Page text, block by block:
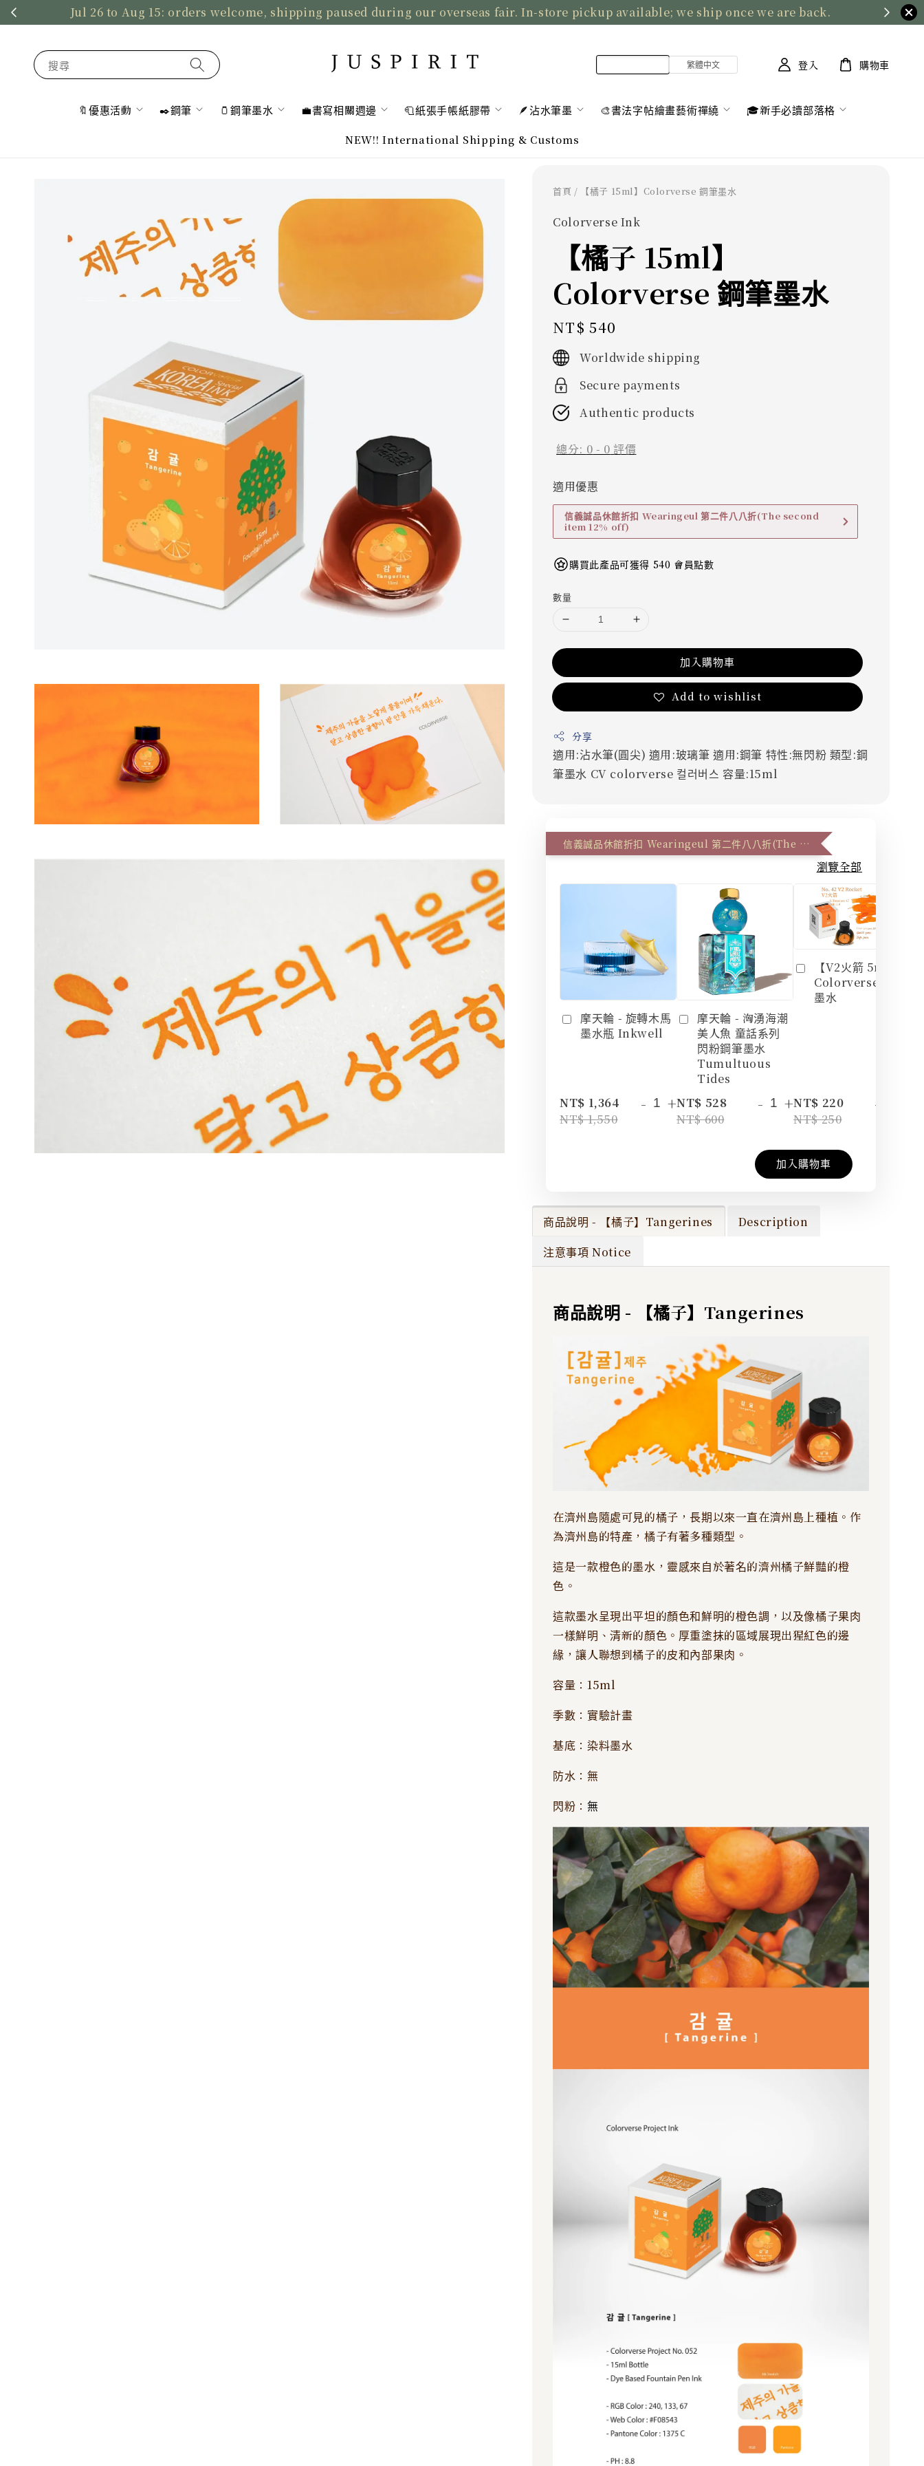
Jul 26 to Aug 15: orders welcome, shipping paused during our overseas fair. In-store pickup available; we ship once we are back.
搜尋
🔖優惠活動 ✒️鋼筆 🫙鋼筆墨水 💼書寫相關週邊 🧻紙張手帳紙膠帶 🪶沾水筆墨 🎨書法字帖繪畫藝術禪繞 🎓新手必讀部落格
NEW!! International Shipping & Customs
登入 購物車
首頁 / 【橘子 15ml】Colorverse 鋼筆墨水
Colorverse Ink
【橘子 15ml】
Colorverse 鋼筆墨水
Regular
price
NT$ 540
Worldwide shipping
Secure payments
Authentic products
總分: 0 - 0 評價
適用優惠
信義誠品休館折扣 Wearingeul 第二件八八折(The second
item 12% off)
購買此產品可獲得 540 會員點數
數量
加入購物車
Add to wishlist
分享
適用:沾水筆(圓尖) 適用:玻璃筆 適用:鋼筆 特性:無閃粉 類型:鋼
筆墨水 CV colorverse 컬러버스 容量:15ml
信義誠品休館折扣 Wearingeul 第二件八八折(The second item 12% off)
瀏覽全部
摩天輪 - 旋轉木馬
墨水瓶 Inkwell
NT$ 1,364
NT$ 1,550
- +
摩天輪 - 洶湧海潮
美人魚 童話系列
閃粉鋼筆墨水
Tumultuous
Tides
NT$ 528
NT$ 600
- +
【V2火箭 5ml】
Colorverse 鋼筆
墨水
NT$ 220
NT$ 250
-
加入購物車
商品說明 - 【橘子】Tangerines
Description
注意事項 Notice
商品說明 - 【橘子】Tangerines
在濟州島隨處可見的橘子，長期以來一直在濟州島上種植。作
為濟州島的特產，橘子有著多種類型。
這是一款橙色的墨水，靈感來自於著名的濟州橘子鮮豔的橙
色。
這款墨水呈現出平坦的顏色和鮮明的橙色調，以及像橘子果肉
一樣鮮明、清新的顏色。厚重塗抹的區域展現出猩紅色的邊
緣，讓人聯想到橘子的皮和內部果肉。
容量：15ml
季數：實驗計畫
基底：染料墨水
防水：無
閃粉： 無